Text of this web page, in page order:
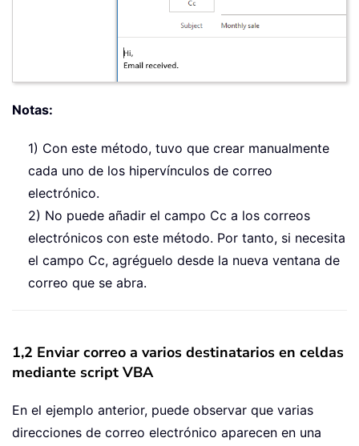
Notas:
1) Con este método, tuvo que crear manualmente
cada uno de los hipervínculos de correo
electrónico.
2) No puede añadir el campo Cc a los correos
electrónicos con este método. Por tanto, si necesita
el campo Cc, agréguelo desde la nueva ventana de
correo que se abra.
1,2 Enviar correo a varios destinatarios en celdas
mediante script VBA
En el ejemplo anterior, puede observar que varias
direcciones de correo electrónico aparecen en una